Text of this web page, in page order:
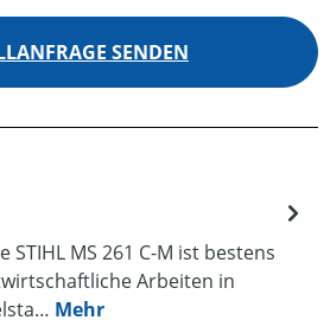
SENDEN
STIHL MS 261 C-M ist bestens
Arbeiten in
Mehr